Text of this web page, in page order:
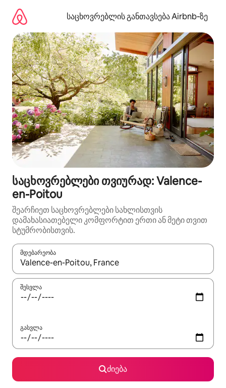
გადასვლა
საცხოვრებლის განთავსება Airbnb‑ზე
საცხოვრებლები თვიურად: Valence-
en-Poitou
შეარჩიეთ საცხოვრებლები სახლისთვის
დამახასიათებელი კომფორტით ერთი ან მეტი თვით
სტუმრობისთვის.
მდებარეობა
როცა შედეგები ხელმისაწვდომი გახდება, ნავიგაციისთვის
შესვლა
გასვლა
ძიება